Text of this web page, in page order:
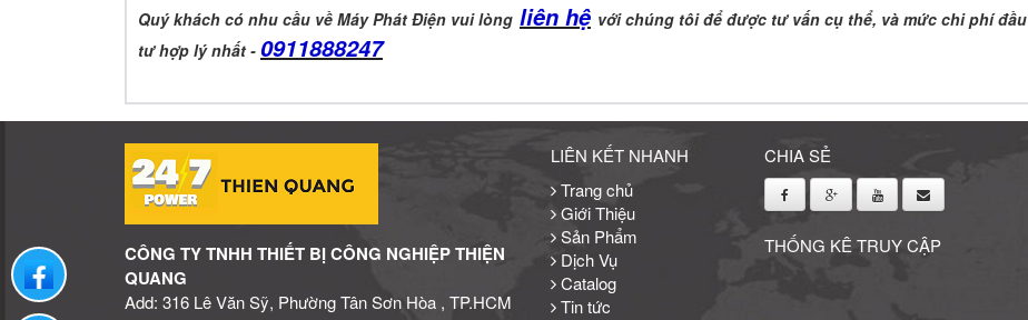
Quý khách có nhu cầu về Máy Phát Điện vui lòng liên hệ với chúng tôi để được tư vấn cụ thể, và mức chi phí đầu
tư hợp lý nhất - 0911888247
CÔNG TY TNHH THIẾT BỊ CÔNG NGHIỆP THIỆN
QUANG
Add: 316 Lê Văn Sỹ, Phường Tân Sơn Hòa , TP.HCM
LIÊN KẾT NHANH
Trang chủ
Giới Thiệu
Sản Phẩm
Dịch Vụ
Catalog
Tin tức
CHIA SẺ
THỐNG KÊ TRUY CẬP
Liên hệ qua facebook